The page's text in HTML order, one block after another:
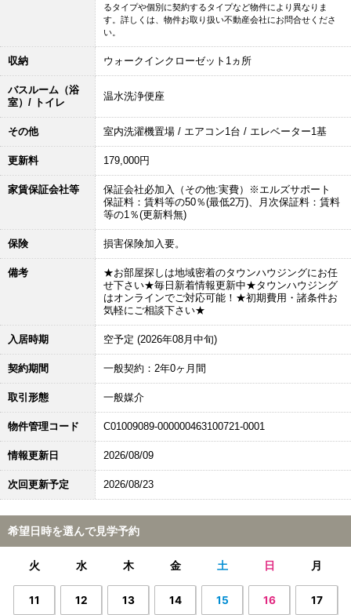
るタイプや個別に契約するタイプなど物件により異なりま
す。詳しくは、物件お取り扱い不動産会社にお問合せくださ
い。
収納 ウォークインクローゼット1ヵ所
バスルーム（浴
室）/ トイレ
温水洗浄便座
その他 室内洗濯機置場 / エアコン1台 / エレベーター1基
更新料 179,000円
家賃保証会社等
保証会社必加入（その他:実費）※エルズサポート
保証料：賃料等の50％(最低2万)、月次保証料：賃料
等の1％(更新料無)
保険 損害保険加入要。
備考
★お部屋探しは地域密着のタウンハウジングにお任
せ下さい★毎日新着情報更新中★タウンハウジング
はオンラインでご対応可能！★初期費用・諸条件お
気軽にご相談下さい★
入居時期 空予定 (2026年08月中旬)
契約期間 一般契約：2年0ヶ月間
取引形態 一般媒介
物件管理コード C01009089-000000463100721-0001
情報更新日 2026/08/09
次回更新予定 2026/08/23
希望日時を選んで見学予約
火 水 木 金 土 日 月
11 12 13 14 15 16 17